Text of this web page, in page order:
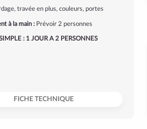
travée en plus, couleurs, portes
à la main :Prévoir 2 personnes
: 1 JOUR A 2 PERSONNES
FICHE TECHNIQUE